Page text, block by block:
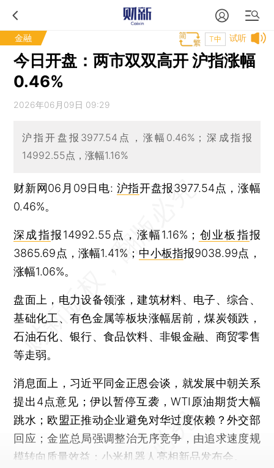
金融 试听
T中
今日开盘：两市双双高开 沪指涨幅
0.46%
2026年06月09日 09:29
沪指开盘报3977.54点，涨幅0.46%；深成指报
14992.55点，涨幅1.16%
财新网06月09日电: 沪指开盘报3977.54点，涨幅
0.46%。
深成指报14992.55点，涨幅1.16%； 创业板指报
3865.69点，涨幅1.41%； 中小板指报9038.99点，
涨幅1.06%。
盘面上，电力设备领涨，建筑材料、电子、综合、
基础化工、有色金属等板块涨幅居前，煤炭领跌，
石油石化、银行、食品饮料、非银金融、商贸零售
等走弱。
消息面上，习近平同金正恩会谈，就发展中朝关系
提出4点意见；伊以暂停互袭，WTI原油期货大幅
跳水；欧盟正推动企业避免对华过度依赖？外交部
回应；金监总局强调整治无序竞争，由追求速度规
模转向质量效益； 小米机器人亮相新品发布会。